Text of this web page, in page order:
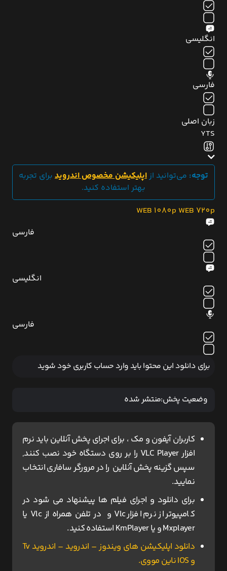
انگلیسی
فارسی
زبان اصلی
YTS
توجه: می‌توانید ازاپلیکیشن مخصوص اندروید برای تجربه
بهتر استفاده کنید.
WEB 1080p WEB 720p
فارسی
انگلیسی
فارسی
برای دانلود این محتوا باید وارد حساب کاربری خود شوید
وضعیت پخش:منتشر شده
کاربران آیفون و مک ، برای اجرای پخش آنلاین باید نرم
افزار VLC Player را بر روی دستگاه خود نصب کنند,
سپس گزینه پخش آنلاین را در مرورگر سافاری انتخاب
نمایید.
برای دانلود و اجرای فیلم ها پیشنهاد می شود در
کامپیوتر از نرم افزار Vlc و در تلفن همراه از Vlc یا
Mxplayer و یا KmPlayer استفاده کنید.
دانلود اپلیکیشن های ویندوز – اندروید – اندروید Tv
و IOS ناین مووی.